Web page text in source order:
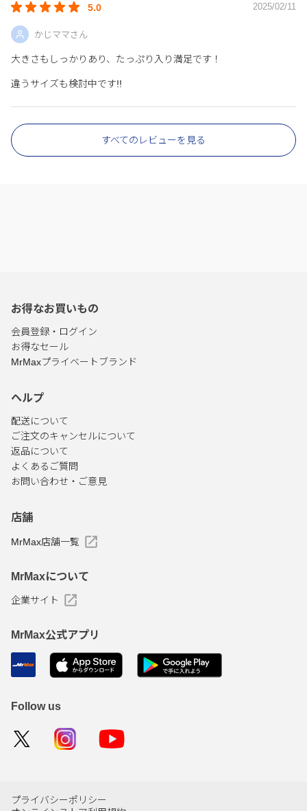
5.0 2025/02/11
かじママさん
大きさもしっかりあり、たっぷり入り満足です！
違うサイズも検討中です!!
すべてのレビューを見る
お得なお買いもの
会員登録・ログイン
お得なセール
MrMaxプライベートブランド
ヘルプ
配送について
ご注文のキャンセルについて
返品について
よくあるご質問
お問い合わせ・ご意見
店舗
MrMax店舗一覧
MrMaxについて
企業サイト
MrMax公式アプリ
Follow us
プライバシーポリシー